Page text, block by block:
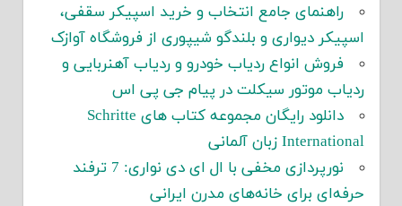
راهنمای جامع انتخاب و خرید اسپیکر سقفی،
اسپیکر دیواری و بلندگو شیپوری از فروشگاه آوازک
فروش انواع ردیاب خودرو و ردیاب آهنربایی و
ردیاب موتور سیکلت در پیام جی پی اس
دانلود رایگان مجموعه کتاب های Schritte
International زبان آلمانی
نورپردازی مخفی با ال ای دی نواری: 7 ترفند
حرفه‌ای برای خانه‌های مدرن ایرانی